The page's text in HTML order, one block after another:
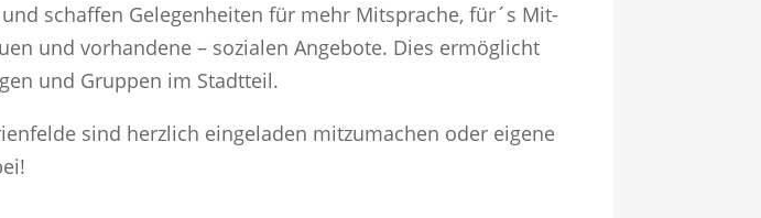
schaffen Gelegenheiten für mehr Mitsprache, für´s Mit-
und vorhandene – sozialen Angebote. Dies ermöglicht
und Gruppen im Stadtteil.
sind herzlich eingeladen mitzumachen oder eigene